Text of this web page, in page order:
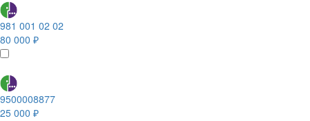
981 001 02 02
80 000 ₽
9500008877
25 000 ₽